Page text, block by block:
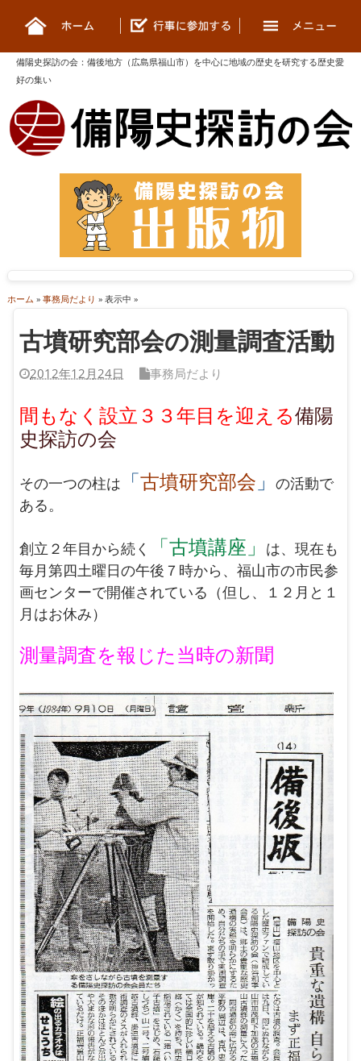
備陽史探訪の会 ： 備後地方（広島県福山市）を中心に地域の歴史を研究する歴史愛
好の集い
ホーム » 事務局だより » 表示中 »
古墳研究部会の測量調査活動
2012年12月24日 事務局だより
間もなく設立３３年目を迎える備陽
史探訪の会
その一つの柱は 「古墳研究部会 」の活動で
ある。
創立２年目から続く 「古墳講座」
は、現在も
毎月第四土曜日の午後７時から、福山市の市民参
画センターで開催されている（但し、１２月と１
月はお休み）
測量調査を報じた当時の新聞